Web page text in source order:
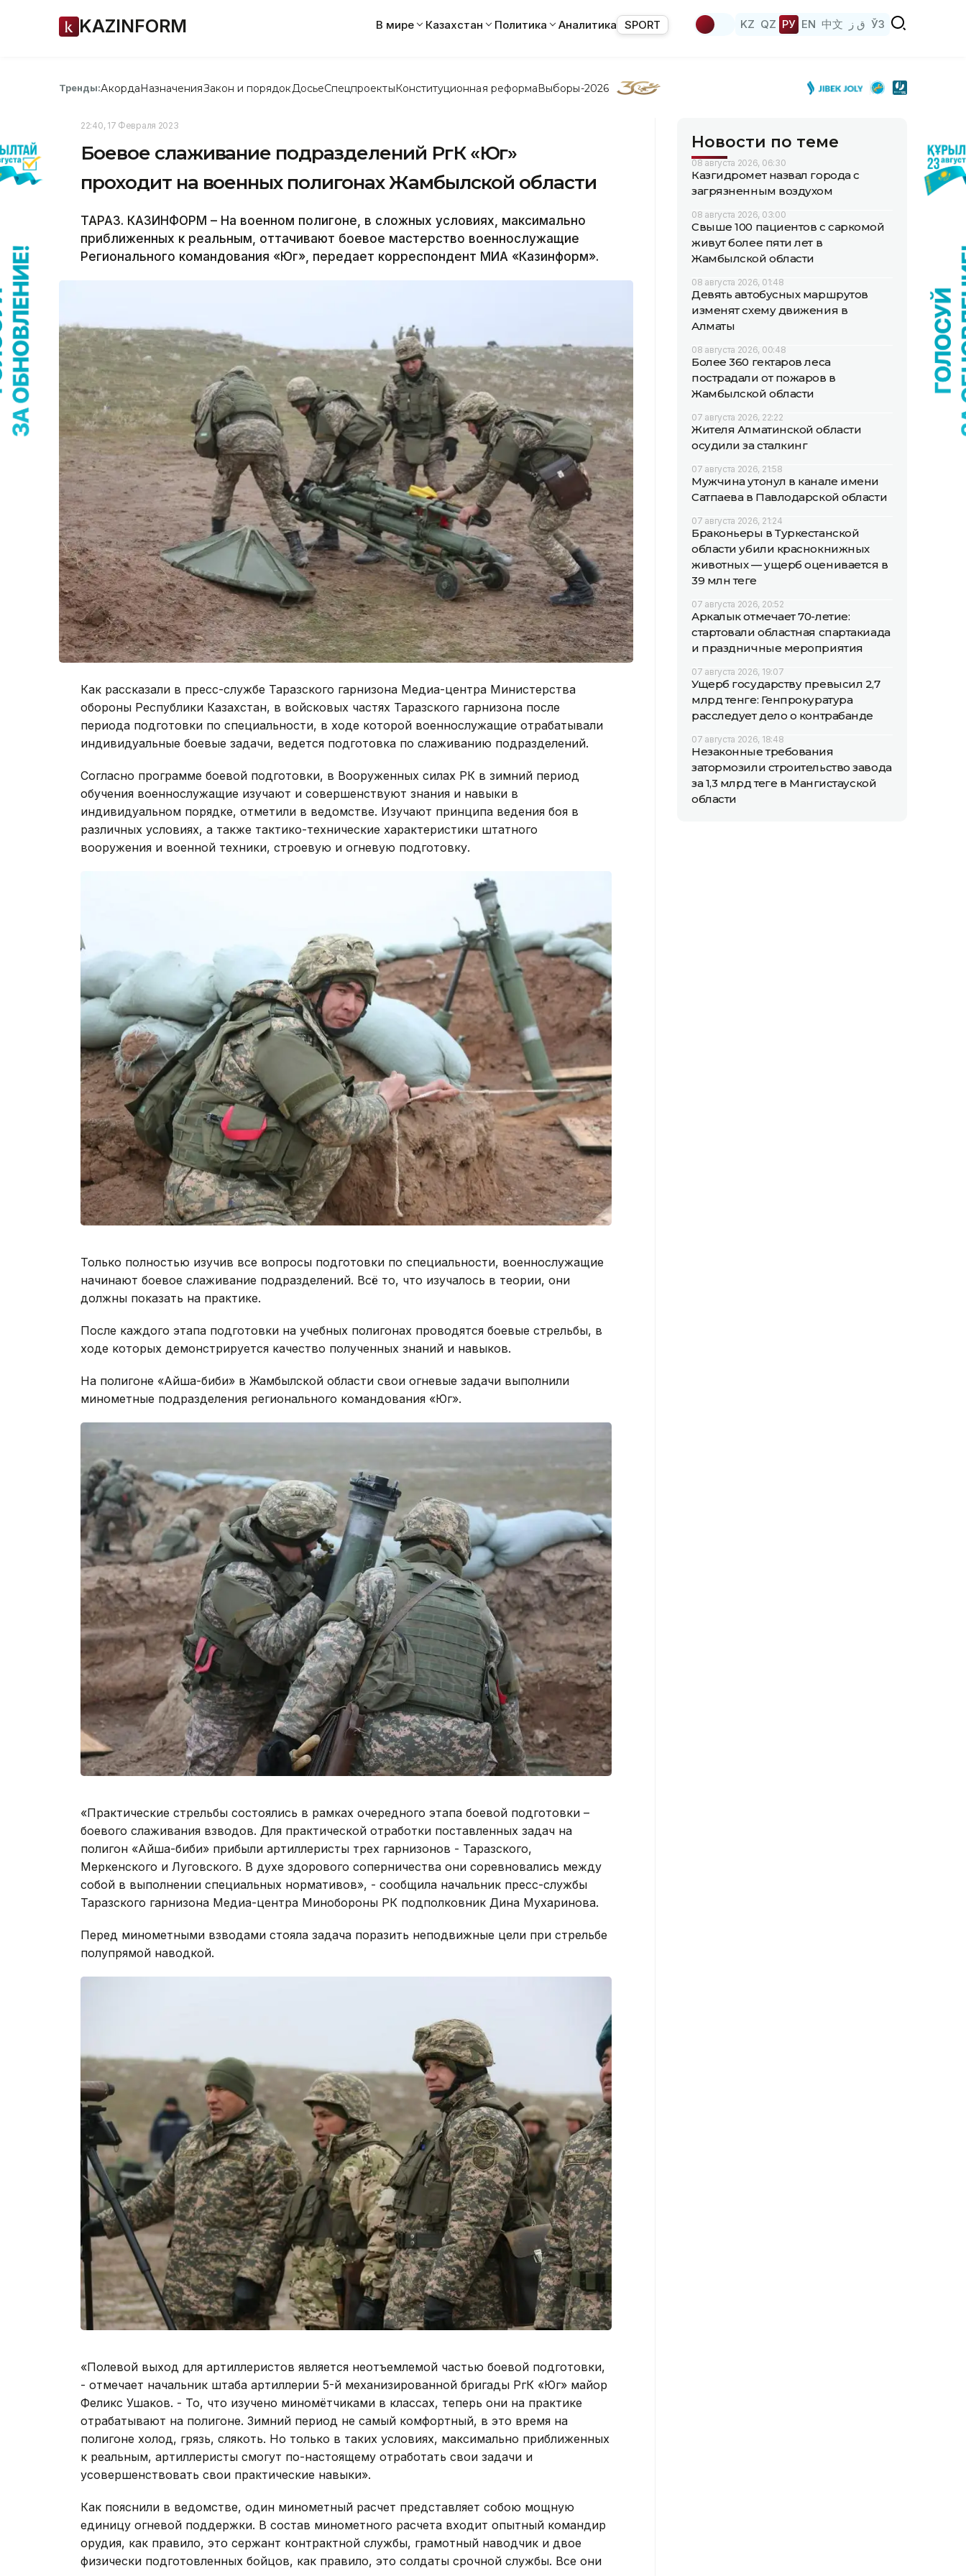
KAZINFORM В мире Казахстан Политика Аналитика SPORT KZ QZ РУ EN 中文 ق ز ЎЗ
Тренды:АкордаНазначенияЗакон и порядок ДосьеСпецпроектыКонституционная реформаВыборы-2026
22:40, 17 Февраля 2023
Боевое слаживание подразделений РгК «Юг»
проходит на военных полигонах Жамбылской области
ТАРАЗ. КАЗИНФОРМ – На военном полигоне, в сложных условиях, максимально
приближенных к реальным, оттачивают боевое мастерство военнослужащие
Регионального командования «Юг», передает корреспондент МИА «Казинформ».
Как рассказали в пресс-службе Таразского гарнизона Медиа-центра Министерства
обороны Республики Казахстан, в войсковых частях Таразского гарнизона после
периода подготовки по специальности, в ходе которой военнослужащие отрабатывали
индивидуальные боевые задачи, ведется подготовка по слаживанию подразделений.
Согласно программе боевой подготовки, в Вооруженных силах РК в зимний период
обучения военнослужащие изучают и совершенствуют знания и навыки в
индивидуальном порядке, отметили в ведомстве. Изучают принципа ведения боя в
различных условиях, а также тактико-технические характеристики штатного
вооружения и военной техники, строевую и огневую подготовку.
Только полностью изучив все вопросы подготовки по специальности, военнослужащие
начинают боевое слаживание подразделений. Всё то, что изучалось в теории, они
должны показать на практике.
После каждого этапа подготовки на учебных полигонах проводятся боевые стрельбы, в
ходе которых демонстрируется качество полученных знаний и навыков.
На полигоне «Айша-биби» в Жамбылской области свои огневые задачи выполнили
минометные подразделения регионального командования «Юг».
«Практические стрельбы состоялись в рамках очередного этапа боевой подготовки –
боевого слаживания взводов. Для практической отработки поставленных задач на
полигон «Айша-биби» прибыли артиллеристы трех гарнизонов - Таразского,
Меркенского и Луговского. В духе здорового соперничества они соревновались между
собой в выполнении специальных нормативов», - сообщила начальник пресс-службы
Таразского гарнизона Медиа-центра Минобороны РК подполковник Дина Мухаринова.
Перед минометными взводами стояла задача поразить неподвижные цели при стрельбе
полупрямой наводкой.
«Полевой выход для артиллеристов является неотъемлемой частью боевой подготовки,
- отмечает начальник штаба артиллерии 5-й механизированной бригады РгК «Юг» майор
Феликс Ушаков. - То, что изучено миномётчиками в классах, теперь они на практике
отрабатывают на полигоне. Зимний период не самый комфортный, в это время на
полигоне холод, грязь, слякоть. Но только в таких условиях, максимально приближенных
к реальным, артиллеристы смогут по-настоящему отработать свои задачи и
усовершенствовать свои практические навыки».
Как пояснили в ведомстве, один минометный расчет представляет собою мощную
единицу огневой поддержки. В состав минометного расчета входит опытный командир
орудия, как правило, это сержант контрактной службы, грамотный наводчик и двое
физически подготовленных бойцов, как правило, это солдаты срочной службы. Все они
Новости по теме
08 августа 2026, 06:30
Казгидромет назвал города с
загрязненным воздухом
08 августа 2026, 03:00
Свыше 100 пациентов с саркомой
живут более пяти лет в
Жамбылской области
08 августа 2026, 01:48
Девять автобусных маршрутов
изменят схему движения в
Алматы
08 августа 2026, 00:48
Более 360 гектаров леса
пострадали от пожаров в
Жамбылской области
07 августа 2026, 22:22
Жителя Алматинской области
осудили за сталкинг
07 августа 2026, 21:58
Мужчина утонул в канале имени
Сатпаева в Павлодарской области
07 августа 2026, 21:24
Браконьеры в Туркестанской
области убили краснокнижных
животных — ущерб оценивается в
39 млн теңге
07 августа 2026, 20:52
Аркалык отмечает 70-летие:
стартовали областная спартакиада
и праздничные мероприятия
07 августа 2026, 19:07
Ущерб государству превысил 2,7
млрд тенге: Генпрокуратура
расследует дело о контрабанде
07 августа 2026, 18:48
Незаконные требования
затормозили строительство завода
за 1,3 млрд теңге в Мангистауской
области